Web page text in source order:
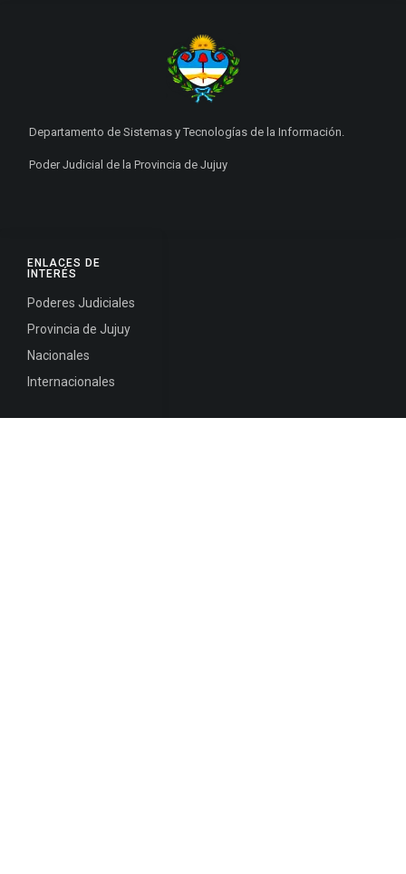
ENLACES DE
INTERÉS
Poderes Judiciales
Provincia de Jujuy
Nacionales
Internacionales
Departamento de Sistemas y Tecnologías de la Información.
Poder Judicial de la Provincia de Jujuy